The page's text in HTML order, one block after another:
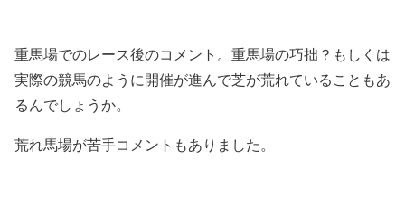
重馬場でのレース後のコメント。重馬場の巧拙？もしくは
実際の競馬のように開催が進んで芝が荒れていることもあ
るんでしょうか。
荒れ馬場が苦手コメントもありました。